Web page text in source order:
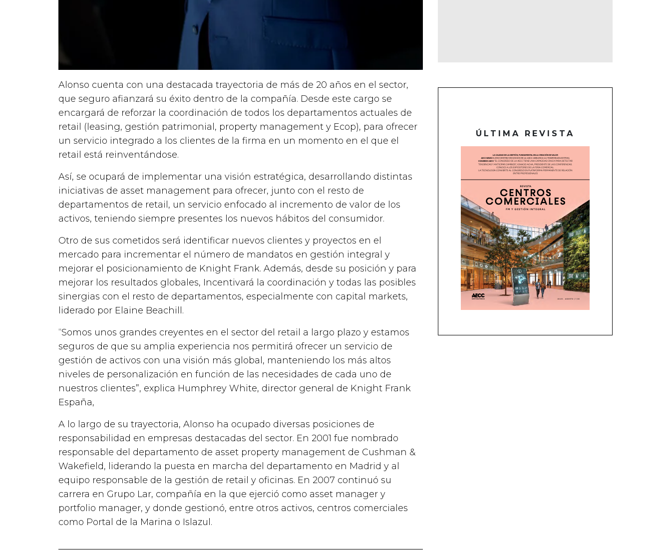
Alonso cuenta con una destacada trayectoria de más de 20 años en el sector,
que seguro afianzará su éxito dentro de la compañía. Desde este cargo se
encargará de reforzar la coordinación de todos los departamentos actuales de
retail (leasing, gestión patrimonial, property management y Ecop), para ofrecer
un servicio integrado a los clientes de la firma en un momento en el que el
retail está reinventándose.
Así, se ocupará de implementar una visión estratégica, desarrollando distintas
iniciativas de asset management para ofrecer, junto con el resto de
departamentos de retail, un servicio enfocado al incremento de valor de los
activos, teniendo siempre presentes los nuevos hábitos del consumidor.
Otro de sus cometidos será identificar nuevos clientes y proyectos en el
mercado para incrementar el número de mandatos en gestión integral y
mejorar el posicionamiento de Knight Frank. Además, desde su posición y para
mejorar los resultados globales, Incentivará la coordinación y todas las posibles
sinergias con el resto de departamentos, especialmente con capital markets,
liderado por Elaine Beachill.
“Somos unos grandes creyentes en el sector del retail a largo plazo y estamos
seguros de que su amplia experiencia nos permitirá ofrecer un servicio de
gestión de activos con una visión más global, manteniendo los más altos
niveles de personalización en función de las necesidades de cada uno de
nuestros clientes”, explica Humphrey White, director general de Knight Frank
España,
A lo largo de su trayectoria, Alonso ha ocupado diversas posiciones de
responsabilidad en empresas destacadas del sector. En 2001 fue nombrado
responsable del departamento de asset property management de Cushman &
Wakefield, liderando la puesta en marcha del departamento en Madrid y al
equipo responsable de la gestión de retail y oficinas. En 2007 continuó su
carrera en Grupo Lar, compañía en la que ejerció como asset manager y
portfolio manager, y donde gestionó, entre otros activos, centros comerciales
como Portal de la Marina o Islazul.
ÚLTIMA REVISTA